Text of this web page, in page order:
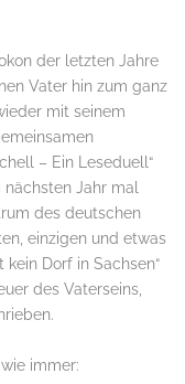
der letzten Jahre
Vater hin zum ganz
mit seinem
– Ein Leseduell“
Jahr mal
des deutschen
einzigen und etwas
Dorf in Sachsen“
des Vaterseins,
immer: